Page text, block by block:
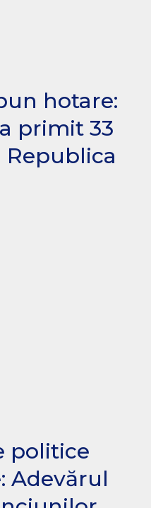
hotare:
primit 33
politice
Adevărul